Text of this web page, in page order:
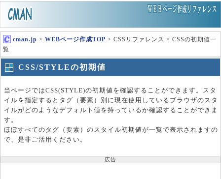
cman.jp > WEBページ作成TOP > CSSリファレンス > CSSの初期値一
覧
CSS/STYLEの初期値
当ページではCSS(STYLE)の初期値を確認することができます。スタ
イルを指定するとタグ（要素）別に現在使用しているブラウザのスタ
イルがどのようなデフォルト値を持っているか確認することができま
す。
ほぼすべてのタグ（要素）のスタイル初期値が一覧で表示されますの
で、是非ご活用ください。
広告